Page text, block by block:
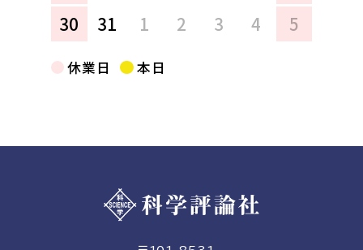
30
31 1 2 3 4 5
休業日 本日